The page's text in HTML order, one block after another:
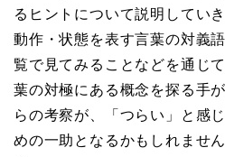
るヒントについて説明してい
動作・状態を表す言葉の対義
覧で見てみることなどを通じ
葉の対極にある概念を探る手
らの考察が、「つらい」と感
めの一助となるかもしれませ